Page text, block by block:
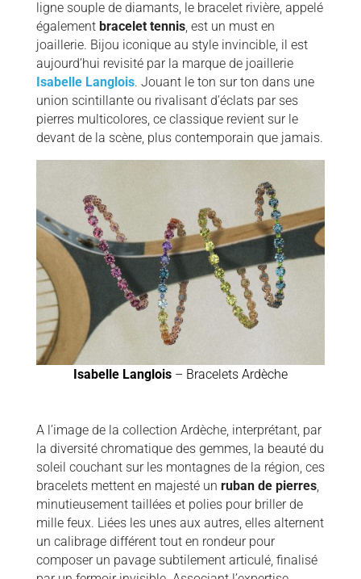
ligne souple de diamants, le bracelet rivière, appelé
également bracelet tennis, est un must en
joaillerie. Bijou iconique au style invincible, il est
aujourd’hui revisité par la marque de joaillerie
Isabelle Langlois. Jouant le ton sur ton dans une
union scintillante ou rivalisant d’éclats par ses
pierres multicolores, ce classique revient sur le
devant de la scène, plus contemporain que jamais.
Isabelle Langlois– Bracelets Ardèche
A l’image de la collection Ardèche, interprétant, par
la diversité chromatique des gemmes, la beauté du
soleil couchant sur les montagnes de la région, ces
bracelets mettent en majesté un ruban de pierres,
minutieusement taillées et polies pour briller de
mille feux. Liées les unes aux autres, elles alternent
un calibrage différent tout en rondeur pour
composer un pavage subtilement articulé, finalisé